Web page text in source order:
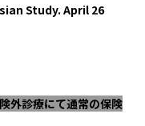
Study. April 26
外診療にて通常の保険